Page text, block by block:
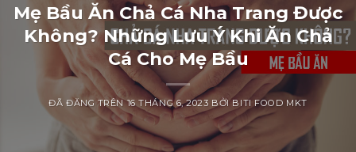
Mẹ Bầu Ăn Chả Cá Nha Trang Được
Không? Những Lưu Ý Khi Ăn Chả
Cá Cho Mẹ Bầu
ĐÃ ĐĂNG TRÊN16 THÁNG 6, 2023 BỞIBITI FOOD MKT